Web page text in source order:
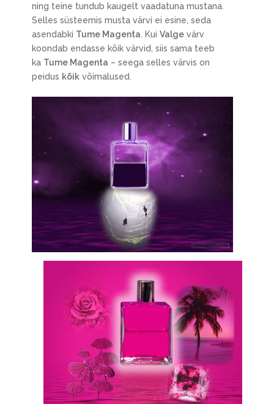
ning teine tundub kaugelt vaadatuna mustana.
Selles süsteemis musta värvi ei esine, seda
asendabki Tume Magenta . Kui Valgevärv
koondab endasse kõik värvid, siis sama teeb
ka Tume Magenta – seega selles värvis on
peidus kõikvõimalused.